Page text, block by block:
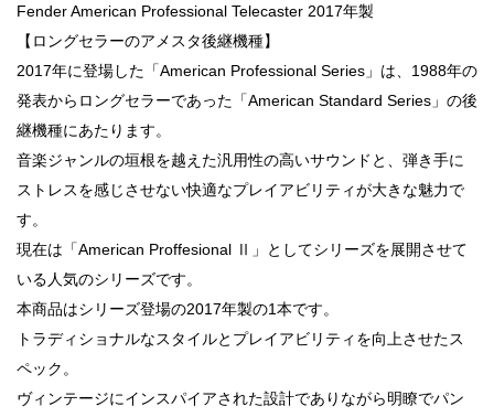
Fender American Professional Telecaster 2017年製
【ロングセラーのアメスタ後継機種】
2017年に登場した「American Professional Series」は、1988年の
発表からロングセラーであった「American Standard Series」の後
継機種にあたります。
音楽ジャンルの垣根を越えた汎用性の高いサウンドと、弾き手に
ストレスを感じさせない快適なプレイアビリティが大きな魅力で
す。
現在は「American Proffesional Ⅱ」としてシリーズを展開させて
いる人気のシリーズです。
本商品はシリーズ登場の2017年製の1本です。
トラディショナルなスタイルとプレイアビリティを向上させたス
ペック。
ヴィンテージにインスパイアされた設計でありながら明瞭でパン